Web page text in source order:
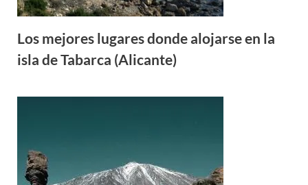
Los mejores lugares donde alojarse en la
isla de Tabarca (Alicante)